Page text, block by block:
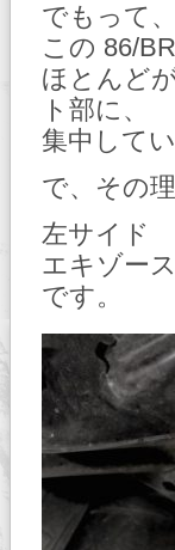
でもって、
この 86/
ほとんど
ト部に、
集中して
で、その
左サイド
エキゾー
です。